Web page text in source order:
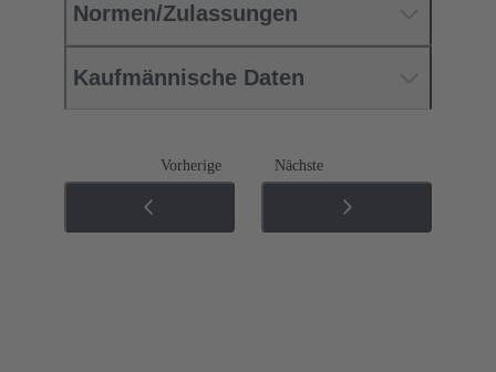
Normen/Zulassungen
Kaufmännische Daten
Vorherige Nächste